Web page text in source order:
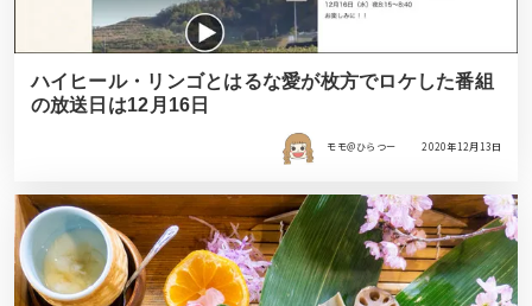
ハイヒール・リンゴとはるな愛が枚方でロケした番組
の放送日は12月16日
モモ＠ひらつー 2020年12月13日